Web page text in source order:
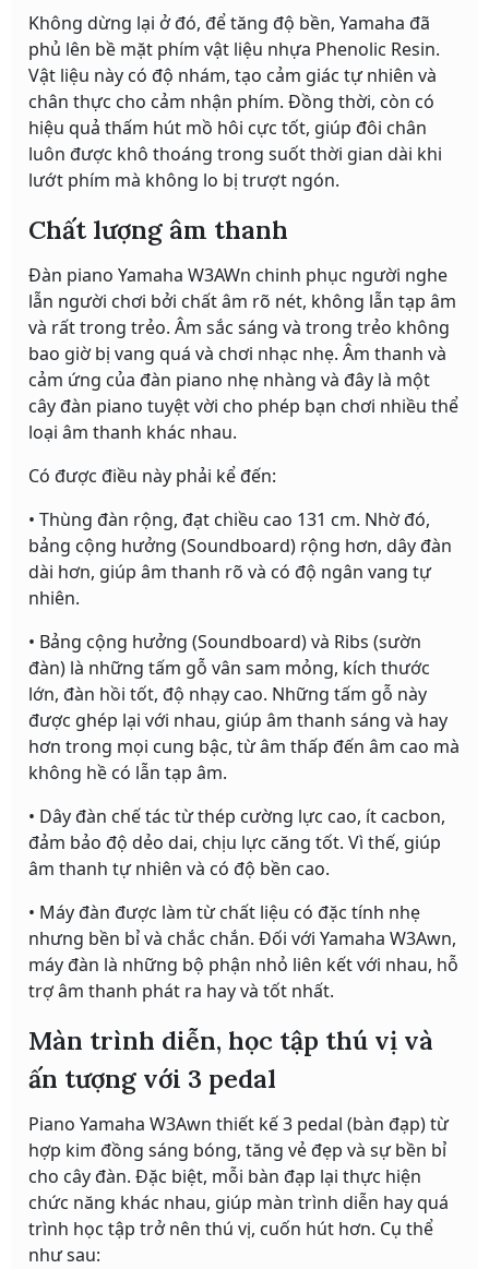
Không dừng lại ở đó, để tăng độ bền, Yamaha đã
phủ lên bề mặt phím vật liệu nhựa Phenolic Resin.
Vật liệu này có độ nhám, tạo cảm giác tự nhiên và
chân thực cho cảm nhận phím. Đồng thời, còn có
hiệu quả thấm hút mồ hôi cực tốt, giúp đôi chân
luôn được khô thoáng trong suốt thời gian dài khi
lướt phím mà không lo bị trượt ngón.
Chất lượng âm thanh
Đàn piano Yamaha W3AWn chinh phục người nghe
lẫn người chơi bởi chất âm rõ nét, không lẫn tạp âm
và rất trong trẻo. Âm sắc sáng và trong trẻo không
bao giờ bị vang quá và chơi nhạc nhẹ. Âm thanh và
cảm ứng của đàn piano nhẹ nhàng và đây là một
cây đàn piano tuyệt vời cho phép bạn chơi nhiều thể
loại âm thanh khác nhau.
Có được điều này phải kể đến:
• Thùng đàn rộng, đạt chiều cao 131 cm. Nhờ đó,
bảng cộng hưởng (Soundboard) rộng hơn, dây đàn
dài hơn, giúp âm thanh rõ và có độ ngân vang tự
nhiên.
• Bảng cộng hưởng (Soundboard) và Ribs (sườn
đàn) là những tấm gỗ vân sam mỏng, kích thước
lớn, đàn hồi tốt, độ nhạy cao. Những tấm gỗ này
được ghép lại với nhau, giúp âm thanh sáng và hay
hơn trong mọi cung bậc, từ âm thấp đến âm cao mà
không hề có lẫn tạp âm.
• Dây đàn chế tác từ thép cường lực cao, ít cacbon,
đảm bảo độ dẻo dai, chịu lực căng tốt. Vì thế, giúp
âm thanh tự nhiên và có độ bền cao.
• Máy đàn được làm từ chất liệu có đặc tính nhẹ
nhưng bền bỉ và chắc chắn. Đối với Yamaha W3Awn,
máy đàn là những bộ phận nhỏ liên kết với nhau, hỗ
trợ âm thanh phát ra hay và tốt nhất.
Màn trình diễn, học tập thú vị và
ấn tượng với 3 pedal
Piano Yamaha W3Awn thiết kế 3 pedal (bàn đạp) từ
hợp kim đồng sáng bóng, tăng vẻ đẹp và sự bền bỉ
cho cây đàn. Đặc biệt, mỗi bàn đạp lại thực hiện
chức năng khác nhau, giúp màn trình diễn hay quá
trình học tập trở nên thú vị, cuốn hút hơn. Cụ thể
như sau: